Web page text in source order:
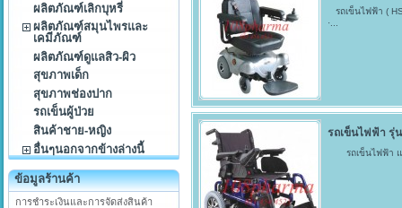
ผลิตภัณฑ์เลิกบุหรี่
ผลิตภัณฑ์สมุนไพรและ
เคมีภัณฑ์
ผลิตภัณฑ์ดูแลสิว-ผิว
สุขภาพเด็ก
สุขภาพช่องปาก
รถเข็นผู้ป่วย
สินค้าชาย-หญิง
อื่นๆนอกจากข้างล่างนี้
ข้อมูลร้านค้า
การชำระเงินและการจัดส่งสินค้า
รถเข็นไฟฟ้า (
·...
รถเข็นไฟฟ้า รุ่
รถเข็นไฟฟ้า แบ